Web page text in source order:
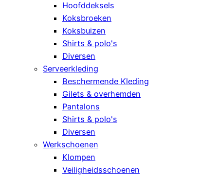
Hoofddeksels
Koksbroeken
Koksbuizen
Shirts & polo's
Diversen
Serveerkleding
Beschermende Kleding
Gilets & overhemden
Pantalons
Shirts & polo's
Diversen
Werkschoenen
Klompen
Veiligheidsschoenen